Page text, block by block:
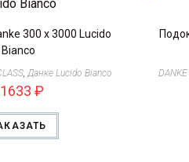
300 х 3000 Lucido
Bianco
,Данке Lucido Bianco
₽